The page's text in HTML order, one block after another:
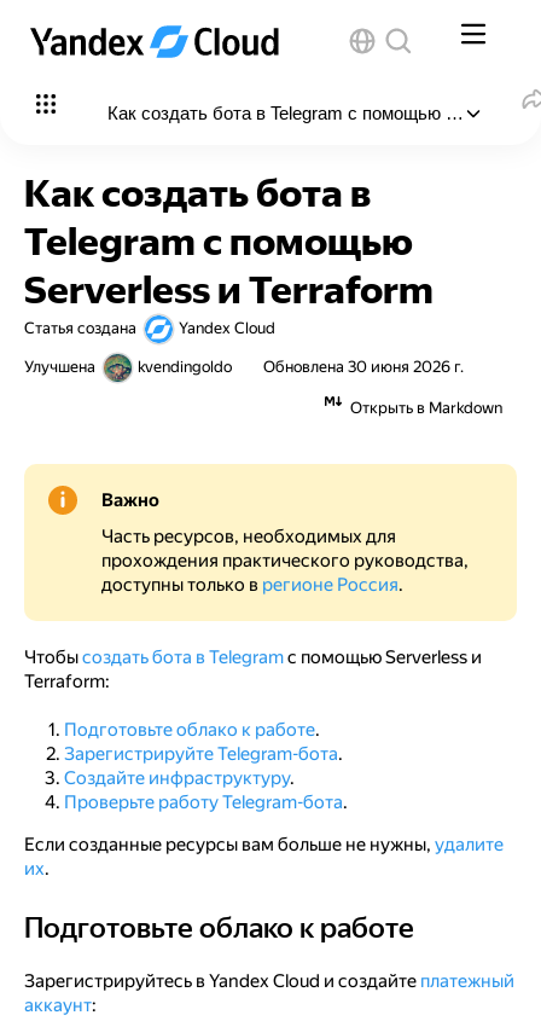
Как создать бота в Telegram с помощью Serverless
В этой статье
Подготовьте облако к работе
Необходимые платные ресурсы
Зарегистрируйте Telegram-бота
Создайте инфраструктуру
Проверьте работу Telegram-бота
Как создать бота в
Telegram с помощью
Serverless и Terraform
Статья создана Yandex Cloud
Улучшена kvendingoldo Обновлена 30 июня 2026 г.
Открыть в Markdown
Важно
Часть ресурсов, необходимых для
прохождения практического руководства,
доступны только в регионе Россия.
Чтобысоздать бота в Telegramс помощью Serverless и
Terraform:
Подготовьте облако к работе.
Зарегистрируйте Telegram-бота.
Создайте инфраструктуру.
Проверьте работу Telegram-бота.
Если созданные ресурсы вам больше не нужны, удалите
их.
Подготовьте облако к работе
Подготовьте облако к работе
Зарегистрируйтесь в Yandex Cloud и создайте платежный
аккаунт: